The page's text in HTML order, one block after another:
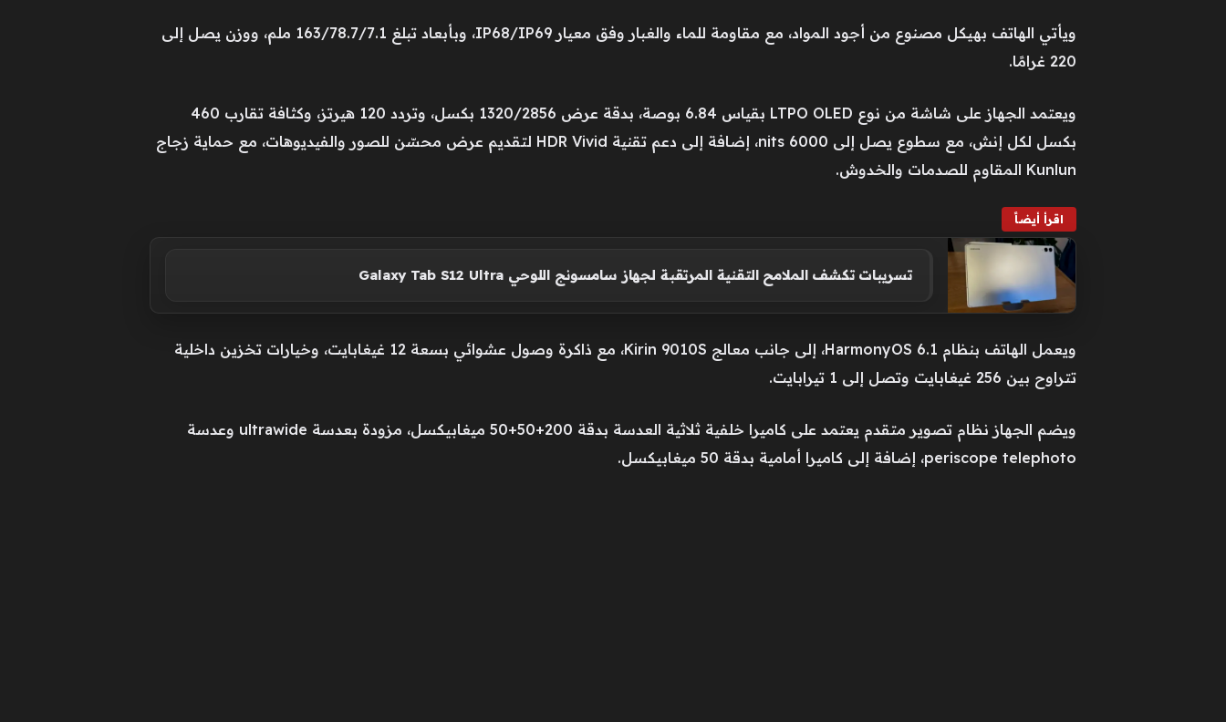
ويأتي الهاتف بهيكل مصنوع من أجود المواد، مع مقاومة للماء والغبار وفق معيار IP68/IP69، وبأبعاد تبلغ 163/78.7/7.1 ملم، ووزن يصل إلى
220 غرامًا.
ويعتمد الجهاز على شاشة من نوع LTPO OLED بقياس 6.84 بوصة، بدقة عرض 1320/2856 بكسل، وتردد 120 هيرتز، وكثافة تقارب 460
بكسل لكل إنش، مع سطوع يصل إلى 6000 nits، إضافة إلى دعم تقنية HDR Vivid لتقديم عرض محسّن للصور والفيديوهات، مع حماية زجاج
Kunlun المقاوم للصدمات والخدوش.
اقرأ أيضاً
تسريبات تكشف الملامح التقنية المرتقبة لجهاز سامسونج اللوحي Galaxy Tab S12 Ultra
ويعمل الهاتف بنظام HarmonyOS 6.1، إلى جانب معالج Kirin 9010S، مع ذاكرة وصول عشوائي بسعة 12 غيغابايت، وخيارات تخزين داخلية
تتراوح بين 256 غيغابايت وتصل إلى 1 تيرابايت.
ويضم الجهاز نظام تصوير متقدم يعتمد على كاميرا خلفية ثلاثية العدسة بدقة 200+50+50 ميغابيكسل، مزودة بعدسة ultrawide وعدسة
periscope telephoto، إضافة إلى كاميرا أمامية بدقة 50 ميغابيكسل.